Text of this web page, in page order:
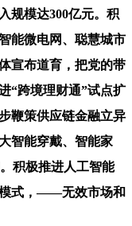
规模达300亿元。积
能微电网、聪慧城市
宣布道育，把党的带
“跨境理财通”试点扩
鞭策供应链金融立异
智能穿戴、智能家
积极推进人工智能
式，——无效市场和